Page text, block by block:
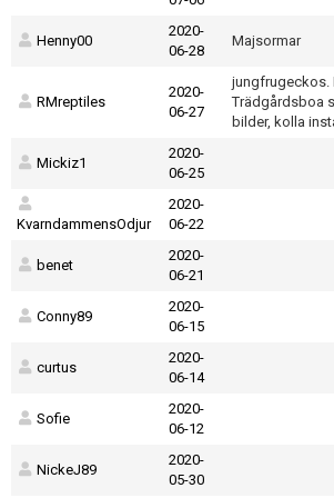
Henny00
2020-
06-28
Majsormar
RMreptiles
2020-
06-27
jungfrugeckos.
Trädgårdsboa
bilder, kolla
Mickiz1
2020-
06-25
KvarndammensOdjur
2020-
06-22
benet
2020-
06-21
Conny89
2020-
06-15
curtus
2020-
06-14
Sofie
2020-
06-12
NickeJ89
2020-
05-30